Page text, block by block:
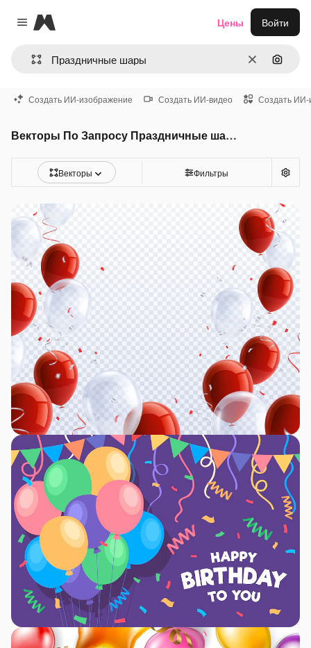
Close menu
Magnific
ОчиститьПоиск
Цены Войти
Создать ИИ-изображение Создать ИИ-видео Создать ИИ-
Векторы По Запросу Праздничные шары
Векторы Фильтры